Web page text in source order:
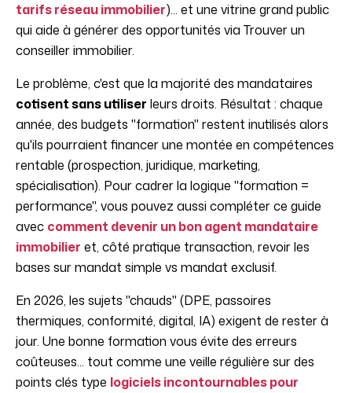
tarifs réseau immobilier)... et une vitrine grand public
qui aide à générer des opportunités via Trouver un
conseiller immobilier.
Le problème, c'est que la majorité des mandataires
cotisent sans utiliser leurs droits. Résultat : chaque
année, des budgets "formation" restent inutilisés alors
qu'ils pourraient financer une montée en compétences
rentable (prospection, juridique, marketing,
spécialisation). Pour cadrer la logique "formation =
performance", vous pouvez aussi compléter ce guide
avec comment devenir un bon agent mandataire
immobilier et, côté pratique transaction, revoir les
bases sur mandat simple vs mandat exclusif.
En 2026, les sujets "chauds" (DPE, passoires
thermiques, conformité, digital, IA) exigent de rester à
jour. Une bonne formation vous évite des erreurs
coûteuses... tout comme une veille régulière sur des
points clés type logiciels incontournables pour